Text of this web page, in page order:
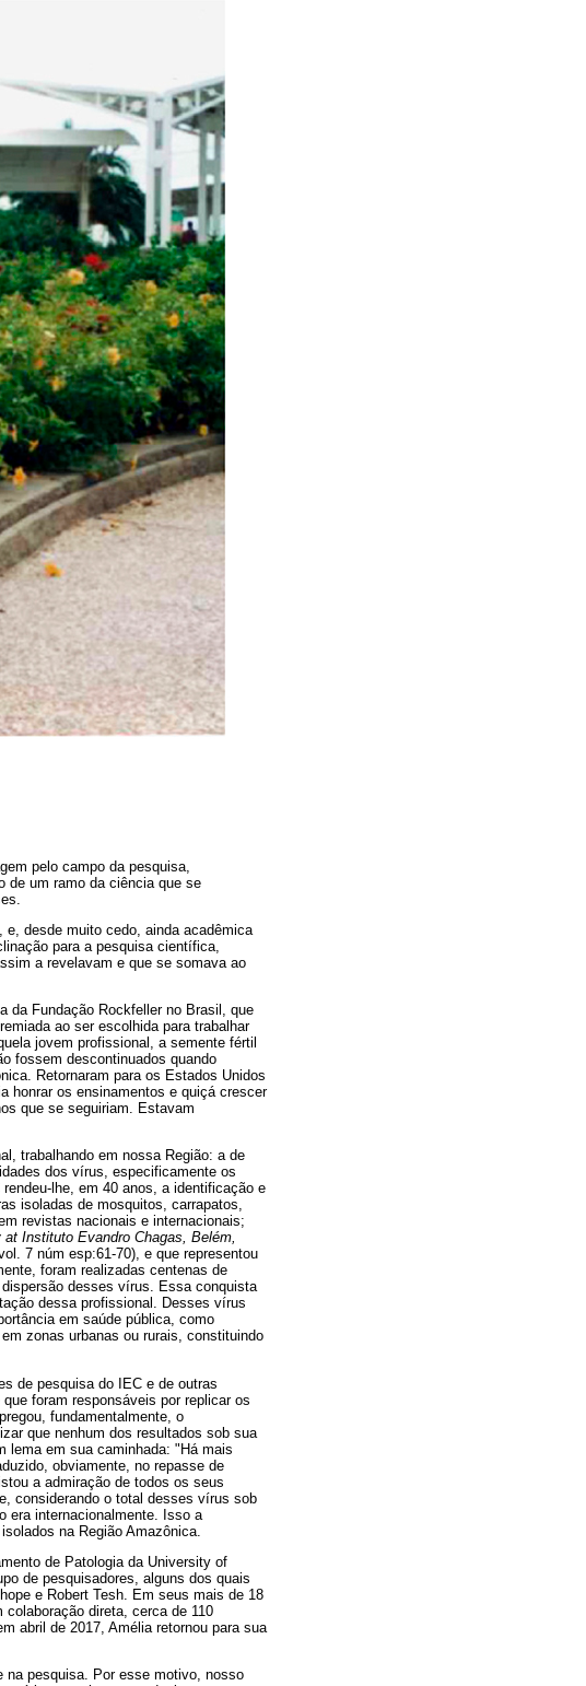
pelo campo da pesquisa,
de um ramo da ciência que se
desde muito cedo, ainda acadêmica
para a pesquisa científica,
a revelavam e que se somava ao
da Fundação Rockfeller no Brasil, que
ao ser escolhida para trabalhar
jovem profissional, a semente fértil
fossem descontinuados quando
Retornaram para os Estados Unidos
honrar os ensinamentos e quiçá crescer
que se seguiriam. Estavam
trabalhando em nossa Região: a de
dos vírus, especificamente os
lhe, em 40 anos, a identificação e
isoladas de mosquitos, carrapatos,
revistas nacionais e internacionais;
Instituto Evandro Chagas, Belém,
7 núm esp:61-70), e que representou
foram realizadas centenas de
desses vírus. Essa conquista
dessa profissional. Desses vírus
em saúde pública, como
zonas urbanas ou rurais, constituindo
de pesquisa do IEC e de outras
foram responsáveis por replicar os
fundamentalmente, o
que nenhum dos resultados sob sua
lema em sua caminhada: "Há mais
obviamente, no repasse de
a admiração de todos os seus
considerando o total desses vírus sob
era internacionalmente. Isso a
na Região Amazônica.
de Patologia da University of
de pesquisadores, alguns dos quais
e Robert Tesh. Em seus mais de 18
direta, cerca de 110
abril de 2017, Amélia retornou para sua
na pesquisa. Por esse motivo, nosso